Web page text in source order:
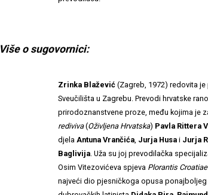
Više o sugovornici:
Zrinka Blažević (Zagreb, 1972) redovita
Sveučilišta u Zagrebu. Prevodi hrvatske
prirodoznanstvene proze, među kojima je
rediviva(Oživljena Hrvatska) Pavla Rittera
djela Antuna Vrančića Jurja Husa i Jurja
Baglivija . Uža su joj prevodilačka
Osim Vitezovićeva spjeva Plorantis
najveći dio pjesničkoga opusa